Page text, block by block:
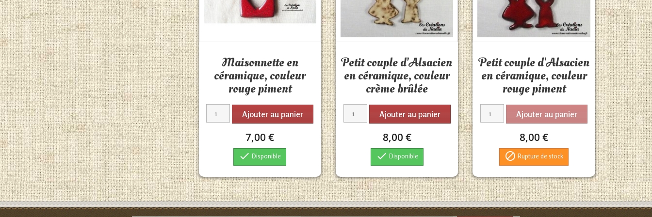
Maisonnette en
céramique, couleur
rouge piment
Ajouter au panier
7,00 €
 Disponible
Petit couple d'Alsacien
en céramique, couleur
crème brûlée
Ajouter au panier
8,00 €
 Disponible
Petit couple d'Alsacien
en céramique, couleur
rouge piment
Ajouter au panier
8,00 €
 Rupture de stock